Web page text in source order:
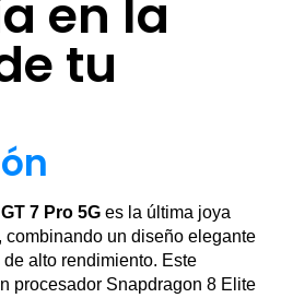
en la
tu
7 Pro 5G es la última joya
combinando un diseño elegante
alto rendimiento. Este
procesador Snapdragon 8 Elite